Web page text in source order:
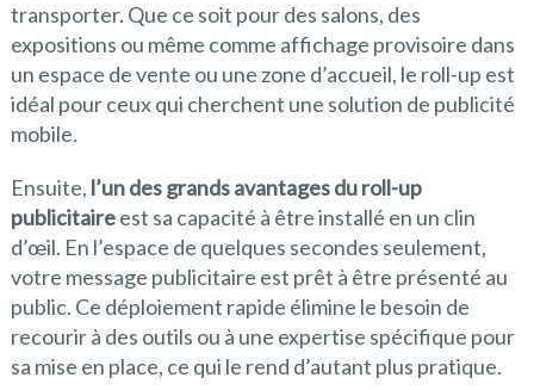
transporter. Que ce soit pour des salons, des
expositions ou même comme affichage provisoire dans
un espace de vente ou une zone d’accueil, le roll-up est
idéal pour ceux qui cherchent une solution de publicité
mobile.
Ensuite, l’un des grands avantages du roll-up
publicitaireest sa capacité à être installé en un clin
d’œil. En l’espace de quelques secondes seulement,
votre message publicitaire est prêt à être présenté au
public. Ce déploiement rapide élimine le besoin de
recourir à des outils ou à une expertise spécifique pour
sa mise en place, ce qui le rend d’autant plus pratique.